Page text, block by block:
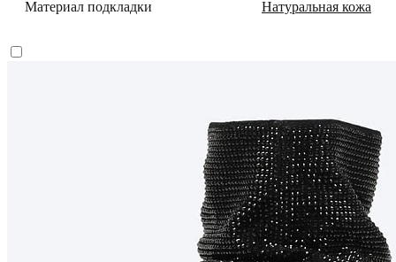
Материал подкладки Натуральная кожа